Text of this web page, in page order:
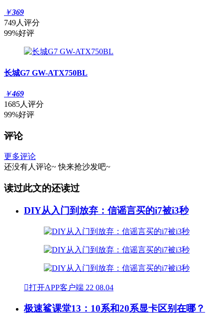
￥369
749人评分
99%好评
长城G7 GW-ATX750BL
￥469
1685人评分
99%好评
评论
更多评论
还没有人评论~ 快来抢沙发吧~
读过此文的还读过
DIY从入门到放弃：信谣言买的i7被i3秒
打开APP客户端 22 08.04
极速鲨课堂13：10系和20系显卡区别在哪？